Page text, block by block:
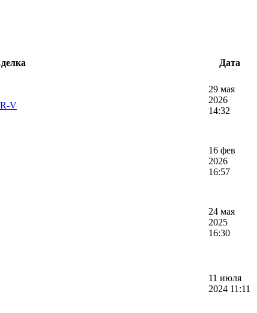
Дата
V
29 мая
2026
14:32
16 фев
2026
16:57
24 мая
2025
16:30
11 июля
2024 11:11